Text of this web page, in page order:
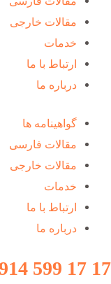
مقالات خارجی
خدمات
ارتباط با ما
درباره ما
گواهینامه ها
مقالات فارسی
مقالات خارجی
خدمات
ارتباط با ما
درباره ما
17 17 599 0914